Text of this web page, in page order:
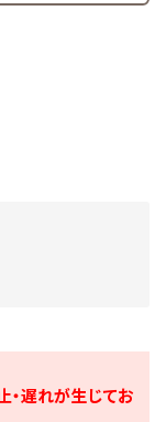
・遅れが生じてお